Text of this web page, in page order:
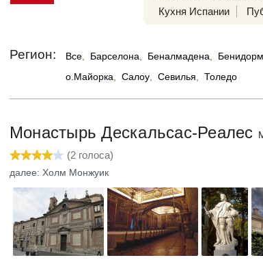
Кухня Испании
Регион: Все Барселона Беналмадена Бенидорм
о.Майорка
Салоу Севилья Толедо
Монастырь Дескальсас-Реалес
(2 голоса)
далее: Холм Монжуик